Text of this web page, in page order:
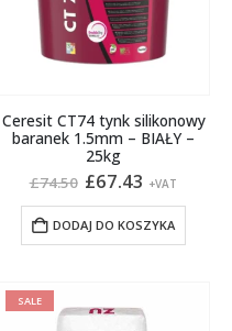
Ceresit CT74 tynk silikonowy
baranek 1.5mm – BIAŁY –
25kg
£74.50 Pierwotna
wynosiła:
£74.50.
£67.43 Aktualna
wynosi:
£67.43.
+VAT
DODAJ DO KOSZYKA
SALE